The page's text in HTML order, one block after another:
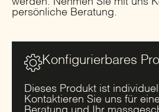
persönliche Beratung.
Konfigurierbares
Dieses Produkt ist
Kontaktieren Sie uns für